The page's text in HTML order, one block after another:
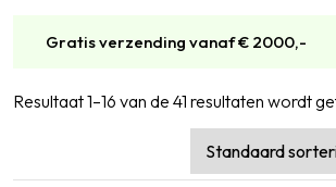
Gratis verzending vanaf € 2000,-
Resultaat 1–16 van de 41 resultaten wordt